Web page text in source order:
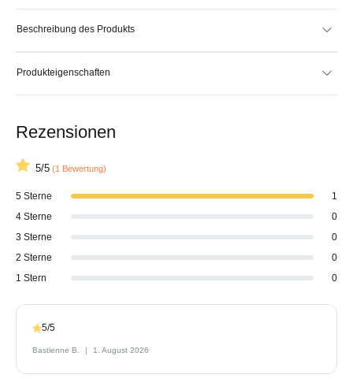
Beschreibung des Produkts
Produkteigenschaften
Rezensionen
5/5 (1 Bewertung)
5 Sterne
1
4 Sterne
0
3 Sterne
0
2 Sterne
0
1 Stern
0
5/5
Bastienne B. 1. August 2026